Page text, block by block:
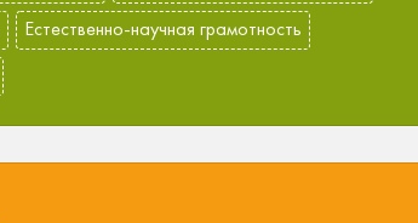
Естественно-научная грамотность